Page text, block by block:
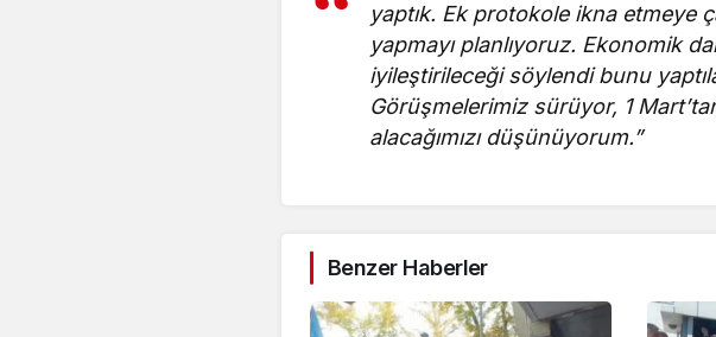
yaptık. Ek protokole ikna etmeye
yapmayı planlıyoruz. Ekonomik
iyileştirileceği söylendi bunu
Görüşmelerimiz sürüyor, 1
alacağımızı düşünüyorum.”
Benzer Haberler